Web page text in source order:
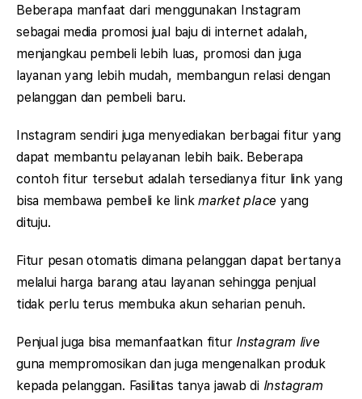
Beberapa manfaat dari menggunakan Instagram
sebagai media promosi jual baju di internet adalah,
menjangkau pembeli lebih luas, promosi dan juga
layanan yang lebih mudah, membangun relasi dengan
pelanggan dan pembeli baru.
Instagram sendiri juga menyediakan berbagai fitur yang
dapat membantu pelayanan lebih baik. Beberapa
contoh fitur tersebut adalah tersedianya fitur link yang
bisa membawa pembeli ke linkmarket place yang
dituju.
Fitur pesan otomatis dimana pelanggan dapat bertanya
melalui harga barang atau layanan sehingga penjual
tidak perlu terus membuka akun seharian penuh.
Penjual juga bisa memanfaatkan fitur Instagram live
guna mempromosikan dan juga mengenalkan produk
kepada pelanggan. Fasilitas tanya jawab di Instagram